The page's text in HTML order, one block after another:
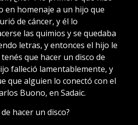
en homenaje a un hijo que
de cáncer, y él lo
las quimios y se quedaba
letras, y entonces el hijo le
que hacer un disco de
falleció lamentablemente, y
que alguien lo conectó con el
Buono, en Sadaic.
hacer un disco?